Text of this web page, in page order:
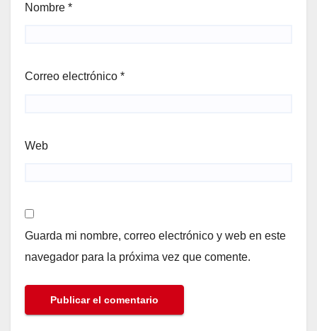
Nombre *
Correo electrónico *
Web
Guarda mi nombre, correo electrónico y web en este
navegador para la próxima vez que comente.